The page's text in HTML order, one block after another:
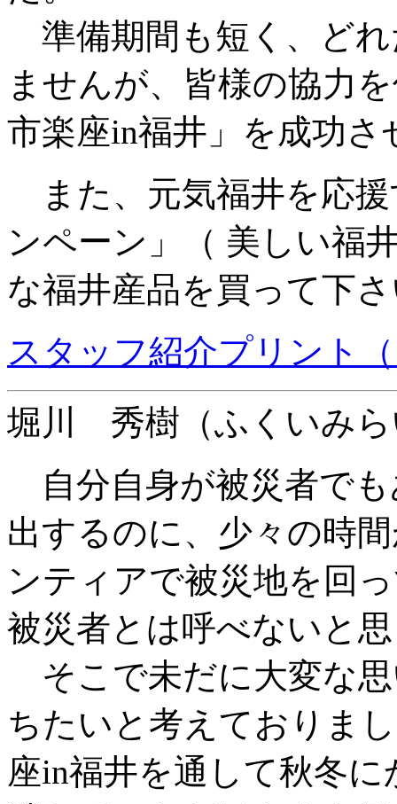
準備期間も短く、ど
ませんが、皆様の協力
市楽座in福井」を成功
また、元気福井を応
ンペーン」（ 美しい福
な福井産品を買って下
スタッフ紹介プリント
堀川 秀樹（ふくいみ
自分自身が被災者で
出するのに、少々の時
ンティアで被災地を回
被災者とは呼べないと
そこで未だに大変な
ちたいと考えておりま
座in福井を通して秋冬